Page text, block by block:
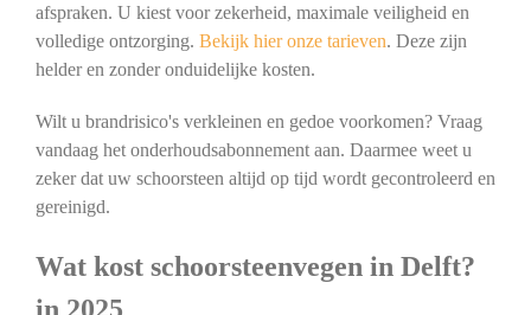
afspraken. U kiest voor zekerheid, maximale veiligheid en
volledige ontzorging. Bekijk hier onze tarieven. Deze zijn
helder en zonder onduidelijke kosten.
Wilt u brandrisico's verkleinen en gedoe voorkomen? Vraag
vandaag het onderhoudsabonnement aan. Daarmee weet u
zeker dat uw schoorsteen altijd op tijd wordt gecontroleerd en
gereinigd.
Wat kost schoorsteenvegen in Delft?